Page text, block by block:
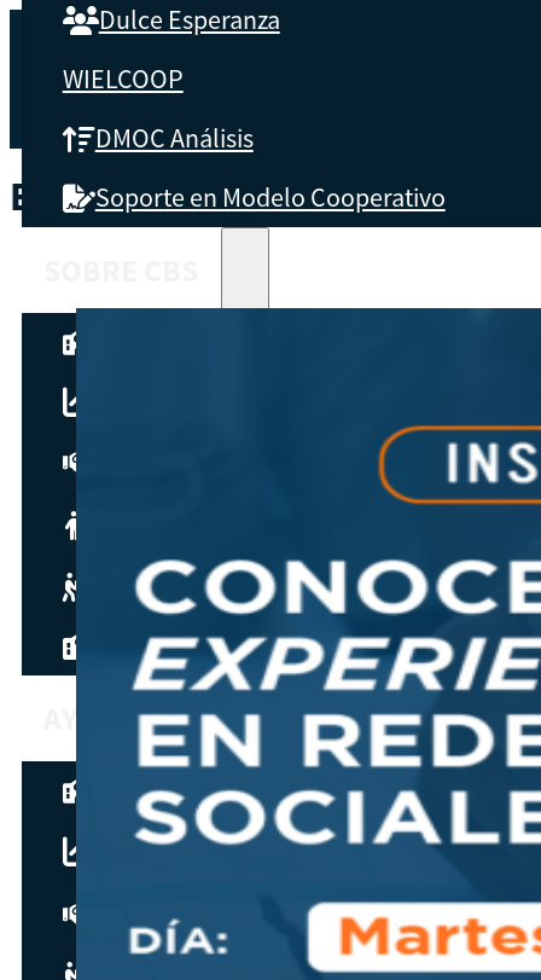
Dulce Esperanza
WIELCOOP
DMOC Análisis
Soporte en Modelo Cooperativo
Hazte aliado nuevo
Noticias
AYUDA
Tour guiado
Recursos para estudiantes
Guía del instructor pronto
ETIQUETA:HISTORIA DE LAS